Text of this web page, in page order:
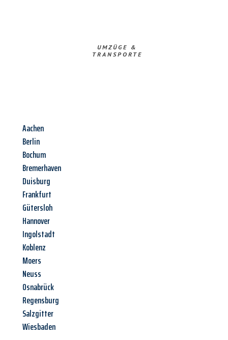
UMZÜGE &
TRANSPORTE
Aachen
Berlin
Bochum
Bremerhaven
Duisburg
Frankfurt
Gütersloh
Hannover
Ingolstadt
Koblenz
Moers
Neuss
Osnabrück
Regensburg
Salzgitter
Wiesbaden